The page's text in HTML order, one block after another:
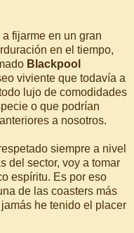
fijarme en un gran
en el tiempo,
Blackpool
viviente que todavía a
lujo de comodidades
o que podrían
a nosotros.
siempre a nivel
del sector, voy a tomar
espíritu. Es por eso
de las coasters más
he tenido el placer